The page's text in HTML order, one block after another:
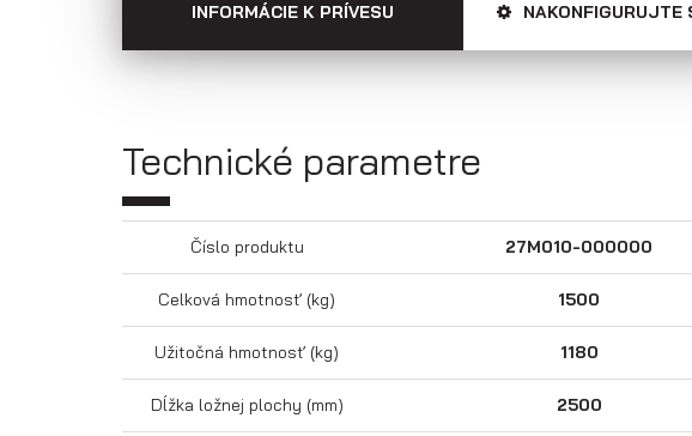
INFORMÁCIE K PRÍVESU NAKONFIGURUJTE
Technické parametre
Číslo produktu 27M010-000000
Celková hmotnosť (kg) 1500
Užitočná hmotnosť (kg) 1180
Dĺžka ložnej plochy (mm) 2500